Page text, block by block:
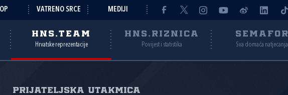
VATRENO SRCE MEDIJI
HNS.TEAM
Hrvatske reprezentacije
HNS.RIZNICA
Povijest i statistika
SEMAFOR
Sva domaća natjecanja
Prijateljska utakmica